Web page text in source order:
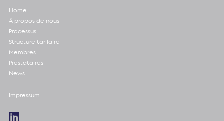
Home
À propos de nous
Processus
Structure tarifaire
Membres
Prestataires
News
Impressum